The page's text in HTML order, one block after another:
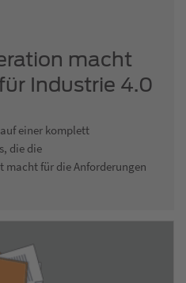
macht
Industrie 4.0
einer komplett
die die
für die Anforderungen